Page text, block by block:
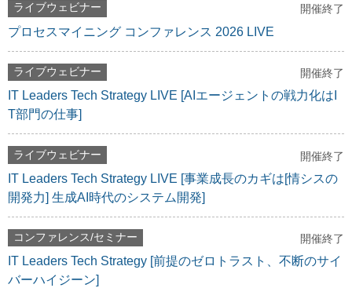
ライブウェビナー 開催終了
プロセスマイニング コンファレンス 2026 LIVE
ライブウェビナー 開催終了
IT Leaders Tech Strategy LIVE [AIエージェントの戦力化はI
T部門の仕事]
ライブウェビナー 開催終了
IT Leaders Tech Strategy LIVE [事業成長のカギは[情シスの
開発力] 生成AI時代のシステム開発]
コンファレンス/セミナー 開催終了
IT Leaders Tech Strategy [前提のゼロトラスト、不断のサイ
バーハイジーン]